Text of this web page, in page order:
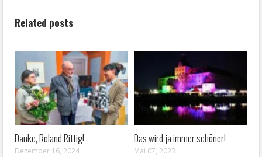
Related posts
Danke, Roland Rittig!
Dezember 16, 2024
Das wird ja immer schöner!
Mai 07, 2023